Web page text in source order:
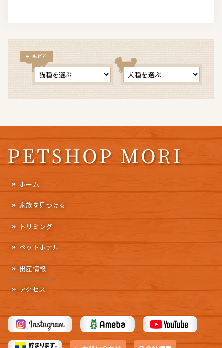
もどる
ホーム
家族を見つける
トリミング
ペットホテル
出産情報
アクセス